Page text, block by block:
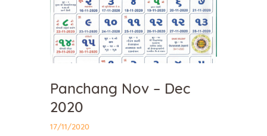
Panchang Nov – Dec
2020
17/11/2020